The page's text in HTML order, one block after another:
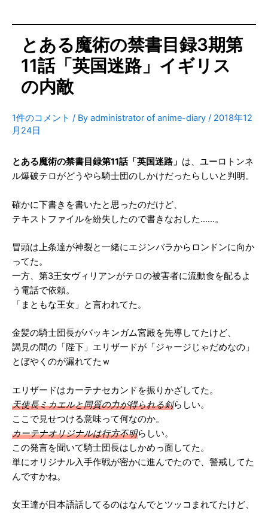
とある魔術の禁書目録3期第
11話「英国迷路」イギリス
の内敵
1件のコメント / By administrator of anime-diary / 2018年12
月24日
とある魔術の禁書目録第11話「英国迷路」 は、ユーロトンネ
ル爆破テロがどうやら騎士団のしかけだったらしいと判明。
確かに下書きを書いたと思ったのだけど、
テキストファイルを紛失したので書きなおした……。
冒頭は上条達が神裂と一緒にエジンバラからロンドンに向か
ってた。
一方、第3王女ヴィリアンがテロの被害者に流動食を配るよ
う電話で依頼。
「まともな王女」と言われてた。
金髪の騎士団長がバッキンガム宮殿を先導してたけど、
謁見の間の「陛下」エリザードが「ジャージじゃだめなの」
とぼやくのが漏れてたｗ
エリザードはカーテナセカンドを振りかざしてた。
天使長ミカエルと同質の力が得られる剣らしい。
ここで見せつける意味って何なのか。
カーテナオリジナルは行方不明らしい。
この発言を聞いて騎士団長はしかめっ面してた。
単にオリジナル入手作戦が密かに進んでたので、警戒してた
んですかね。
女王達が日本語話してるのはなんでとツッコまれてたけど、